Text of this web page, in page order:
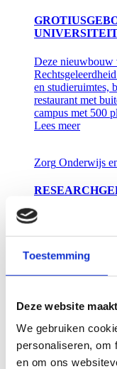
Toestemming
Deze website
We gebruiken
personaliseren, om
en om ons
Deze nieuwbouw
en studieruimtes,
restaurant met
campus met 500
Lees meer
Zorg Onderwijs
voor
TILBURG